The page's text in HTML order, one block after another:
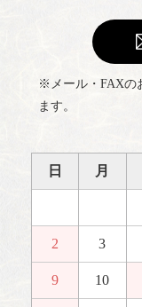
※メール・FAXの
ます。
日 月
2 3
9 10